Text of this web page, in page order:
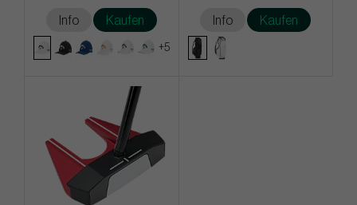
Info Kaufen
+5
Info Kaufen